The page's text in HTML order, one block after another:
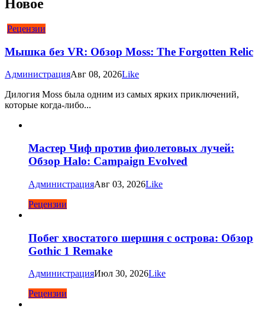
Новое
Рецензии
Мышка без VR: Обзор Moss: The Forgotten Relic
АдминистрацияАвг 08, 2026Like
Дилогия Moss была одним из самых ярких приключений,
которые когда-либо...
Мастер Чиф против фиолетовых лучей:
Обзор Halo: Campaign Evolved
АдминистрацияАвг 03, 2026Like
Рецензии
Побег хвостатого шершня с острова: Обзор
Gothic 1 Remake
АдминистрацияИюл 30, 2026Like
Рецензии